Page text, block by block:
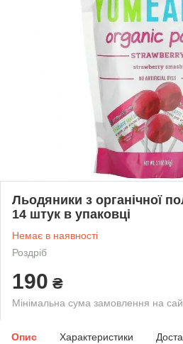
Льодяники з органічної
14 штук в упаковці
Немає в наявності
Роздріб
190 ₴
Мінімальна сума замовлення на
Опис Характеристики